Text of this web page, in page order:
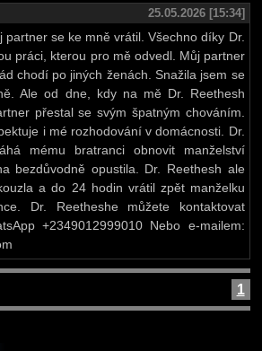
25.05.2026 [15:34]
partner se ke mně vrátil. Všechno díky Dr.
práci, kterou pro mě odvedl. Můj partner
chodí po jiných ženách. Snažila jsem se
Ale od dne, kdy na mě Dr. Reethesh
přestal se svým špatným chováním.
i mé rozhodování v domácnosti. Dr.
mému bratranci obnovit manželství
bezdůvodně opustila. Dr. Reethesh ale
a do 24 hodin vrátil zpět manželku
Dr. Reetheshe můžete kontaktovat
+2349012999010 Nebo e-mailem:
1